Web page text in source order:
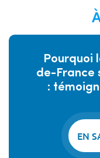
Pourquoi
de-France
:
EN